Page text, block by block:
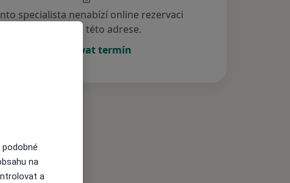
specialista nenabízí online rezervaci
termínu na této adrese.
Rezervovat termín
na
a